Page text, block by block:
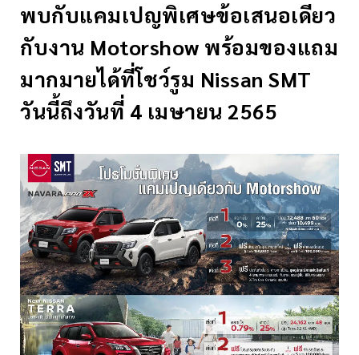
พบกับแคมเปญพิเศษข้อเสนอเดียว
กับงาน Motorshow พร้อมของแถม
มากมายได้ที่โชว์รูม Nissan SMT
วันนี้ถึงวันที่ 4 เมษายน 2565